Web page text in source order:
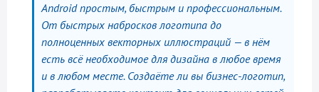
Android простым, быстрым и профессиональным.
От быстрых набросков логотипа до
полноценных векторных иллюстраций — в нём
есть всё необходимое для дизайна в любое время
и в любом месте. Создаёте ли вы бизнес-логотип,